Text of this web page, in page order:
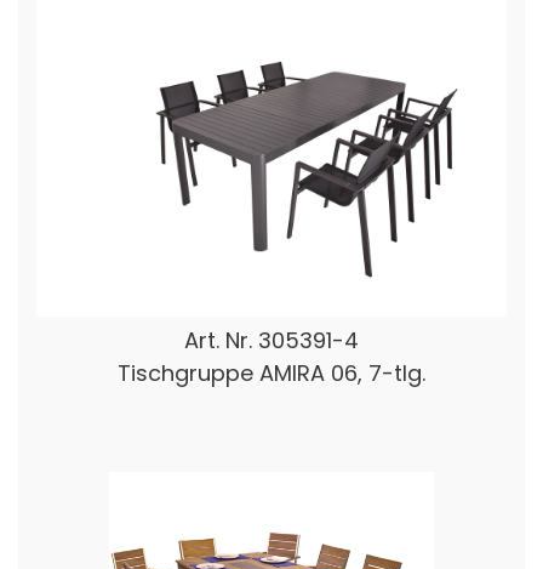
Art. Nr. 305391-4
Tischgruppe AMIRA 06, 7-tlg.